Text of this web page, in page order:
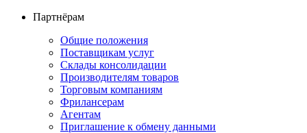
Партнёрам
Общие положения
Поставщикам услуг
Склады консолидации
Производителям товаров
Торговым компаниям
Фрилансерам
Агентам
Приглашение к обмену данными